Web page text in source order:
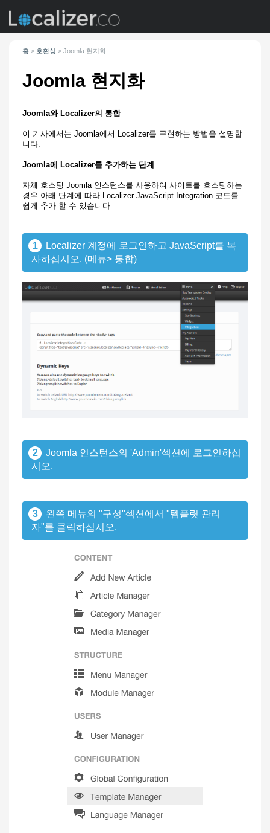
홈 > 호환성 > Joomla 현지화
Joomla 현지화
Joomla와 Localizer의 통합
이 기사에서는 Joomla에서 Localizer를 구현하는 방법을 설명합
니다.
Joomla에 Localizer를 추가하는 단계
자체 호스팅 Joomla 인스턴스를 사용하여 사이트를 호스팅하는
경우 아래 단계에 따라 Localizer JavaScript Integration 코드를
쉽게 추가 할 수 있습니다.
1
Localizer 계정에 로그인하고 JavaScript를 복
사하십시오. (메뉴> 통합)
2
Joomla 인스턴스의 'Admin'섹션에 로그인하십
시오.
3
왼쪽 메뉴의 "구성"섹션에서 "템플릿 관리
자"를 클릭하십시오.